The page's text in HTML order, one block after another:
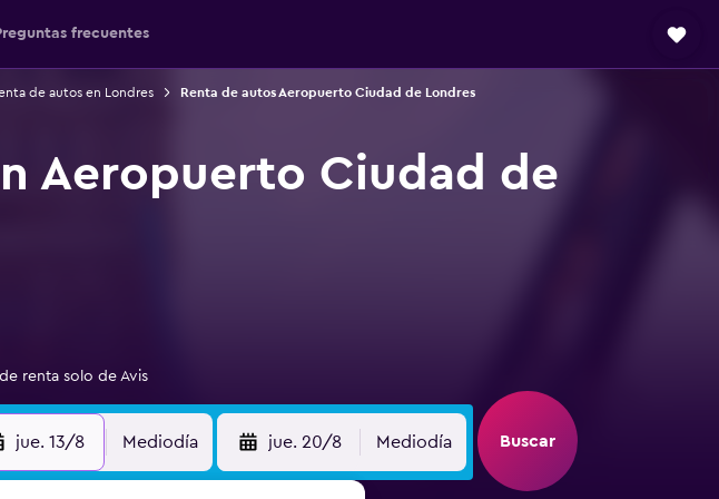
frecuentes
de autos en Londres Renta de autos Aeropuerto Ciudad de Londres
Aeropuerto Ciudad de
renta solo de Avis
jue. 13/8 Mediodía jue. 20/8 Mediodía Buscar